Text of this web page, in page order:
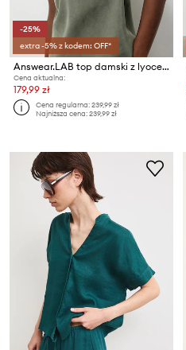
-25%
extra -5% z kodem: OFF*
Answear.LAB top damski z lyocellu
Cena aktualna:
179,99 zł
Cena regularna:239,99 zł
Najniższa cena:239,99 zł